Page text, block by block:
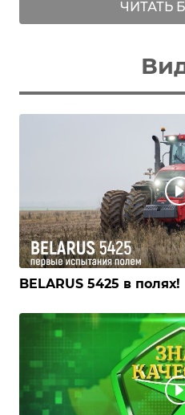
ЧИТАТЬ
BELARUS 5425 в полях!